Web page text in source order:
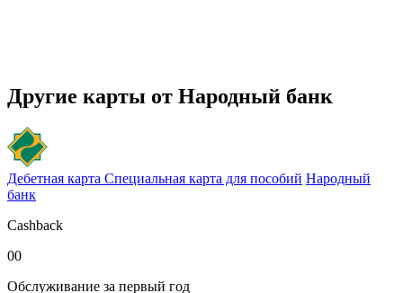
Другие карты от Народный банк
Дебетная карта Специальная карта для пособий Народный
банк
Cashback
00
Обслуживание за первый год